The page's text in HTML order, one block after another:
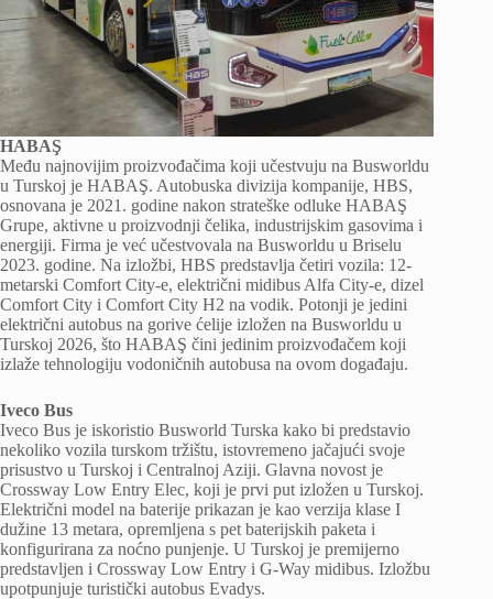
HABAŞ
Među najnovijim proizvođačima koji učestvuju na Busworldu
u Turskoj je HABAŞ. Autobuska divizija kompanije, HBS,
osnovana je 2021. godine nakon strateške odluke HABAŞ
Grupe, aktivne u proizvodnji čelika, industrijskim gasovima i
energiji. Firma je već učestvovala na Busworldu u Briselu
2023. godine. Na izložbi, HBS predstavlja četiri vozila: 12-
metarski Comfort City-e, električni midibus Alfa City-e, dizel
Comfort City i Comfort City H2 na vodik. Potonji je jedini
električni autobus na gorive ćelije izložen na Busworldu u
Turskoj 2026, što HABAŞ čini jedinim proizvođačem koji
izlaže tehnologiju vodoničnih autobusa na ovom događaju.
Iveco Bus
Iveco Bus je iskoristio Busworld Turska kako bi predstavio
nekoliko vozila turskom tržištu, istovremeno jačajući svoje
prisustvo u Turskoj i Centralnoj Aziji. Glavna novost je
Crossway Low Entry Elec, koji je prvi put izložen u Turskoj.
Električni model na baterije prikazan je kao verzija klase I
dužine 13 metara, opremljena s pet baterijskih paketa i
konfigurirana za noćno punjenje. U Turskoj je premijerno
predstavljen i Crossway Low Entry i G-Way midibus. Izložbu
upotpunjuje turistički autobus Evadys.